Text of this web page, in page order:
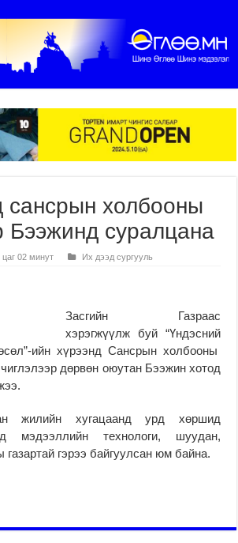
сансрын холбооны
Бээжинд суралцана
02 минут Их дээд сургууль
Засгийн Газраас
хэрэгжүүлж буй “Үндэсний
ийн хүрээнд Сансрын холбооны
дөрвөн оюутан Бээжин хотод
жилийн хугацаанд урд хөршид
мэдээллийн технологи, шуудан,
гэрээ байгуулсан юм байна.